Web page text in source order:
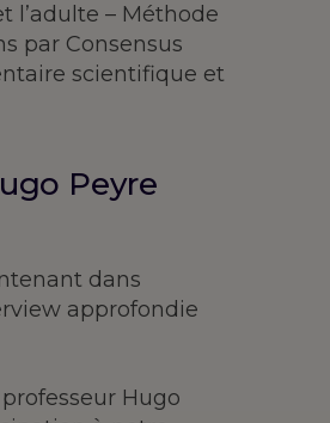
l’adulte – Méthode
par Consensus
scientifique et
Peyre
dans
approfondie
Hugo